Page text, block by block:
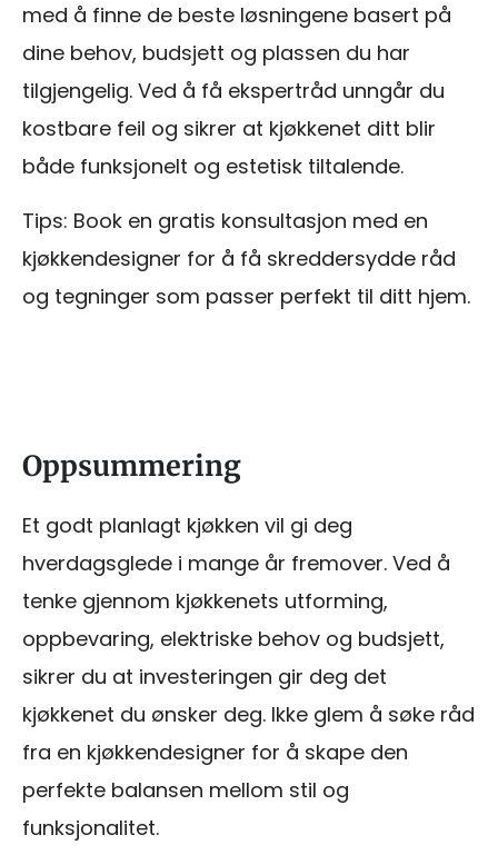
med å finne de beste løsningene basert på
dine behov, budsjett og plassen du har
tilgjengelig. Ved å få ekspertråd unngår du
kostbare feil og sikrer at kjøkkenet ditt blir
både funksjonelt og estetisk tiltalende.
Tips: Book en gratis konsultasjon med en
kjøkkendesigner for å få skreddersydde råd
og tegninger som passer perfekt til ditt hjem.
Oppsummering
Et godt planlagt kjøkken vil gi deg
hverdagsglede i mange år fremover. Ved å
tenke gjennom kjøkkenets utforming,
oppbevaring, elektriske behov og budsjett,
sikrer du at investeringen gir deg det
kjøkkenet du ønsker deg. Ikke glem å søke råd
fra en kjøkkendesigner for å skape den
perfekte balansen mellom stil og
funksjonalitet.